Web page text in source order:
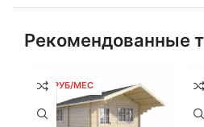
Рекомендованные
197 РУБ/МЕС